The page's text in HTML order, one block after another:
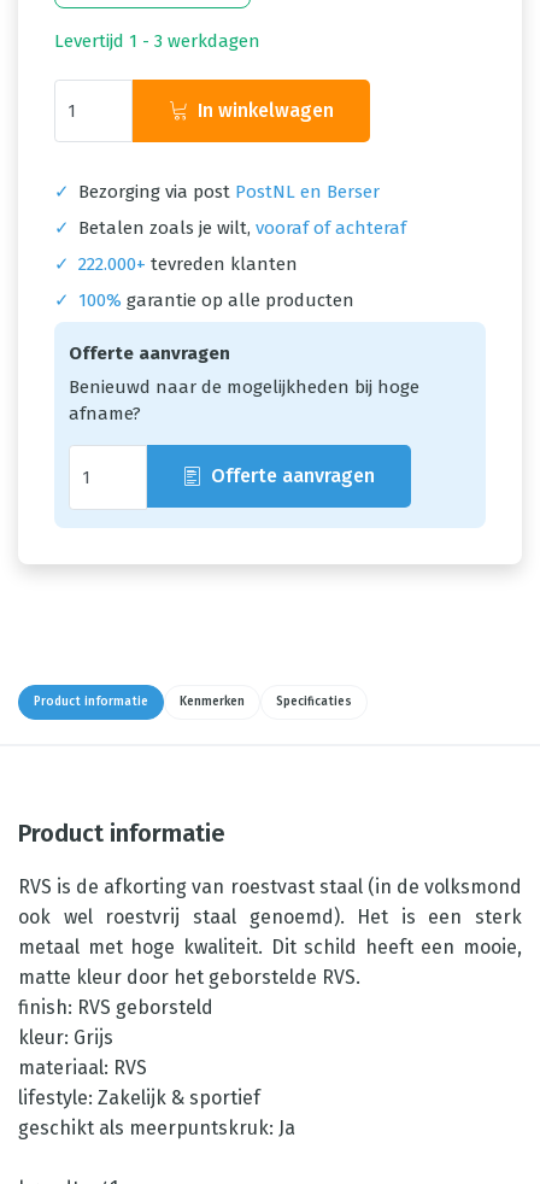
Levertijd 1 - 3 werkdagen
In winkelwagen
✓ Bezorging via post PostNL en Berser
✓
Betalen zoals je wilt, vooraf of achteraf
✓ 222.000+ tevreden klanten
✓
100% garantie op alle producten
Offerte aanvragen
Benieuwd naar de mogelijkheden bij hoge
afname?
Offerte aanvragen
Product informatie Kenmerken Specificaties
Product informatie
RVS is de afkorting van roestvast staal (in de volksmond
ook wel roestvrij staal genoemd). Het is een sterk
metaal met hoge kwaliteit. Dit schild heeft een mooie,
matte kleur door het geborstelde RVS.
finish: RVS geborsteld
kleur: Grijs
materiaal: RVS
lifestyle: Zakelijk & sportief
geschikt als meerpuntskruk: Ja